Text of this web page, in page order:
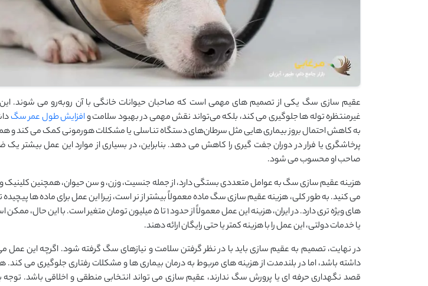
عقیم ‌سازی سگ یکی از تصمیم‌ های مهمی است که صاحبان حیوانات خانگی با آن روبه‌رو می‌ شوند. این
غیرمنتظره توله‌ ها جلوگیری می‌ کند، بلکه می‌تواند نقش مهمی در بهبود سلامت وافزایش طول عمر سگ
به کاهش احتمال بروز بیماری‌ هایی مثل سرطان‌های دستگاه تناسلی یا مشکلات هورمونی کمک می ‌کند و
پرخاشگری یا فرار در دوران جفت ‌گیری را کاهش می ‌دهد. بنابراین، در بسیاری از موارد این عمل بیشتر
صاحب او محسوب می ‌شود.
هزینه عقیم‌ سازی سگ به عوامل متعددی بستگی دارد، از جمله جنسیت، وزن، و سن حیوان، همچنین کلینیک
می ‌کنید. به طور کلی، هزینه عقیم ‌سازی سگ ماده معمولاً بیشتر از نر است، زیرا این عمل برای ماده ‌ها پیچیده
‌های ویژه ‌تری دارد. در ایران، هزینه این عمل معمولاً از حدود ۱ تا ۵ میلیون تومان
یا خدمات دولتی، این عمل را با هزینه کمتر یا حتی رایگان ارائه دهند.
در نهایت، تصمیم به عقیم ‌سازی باید با در نظر گرفتن سلامت و نیازهای سگ گرفته شود. اگرچه این عمل می
داشته باشد، اما در بلندمدت از هزینه‌ های مربوط به درمان بیماری ‌ها و مشکلات رفتاری جلوگیری می ‌کند.
قصد نگهداری حرفه ‌ای یا پرورش سگ ندارند، عقیم‌ سازی می ‌تواند انتخابی منطقی و اخلاقی باشد.